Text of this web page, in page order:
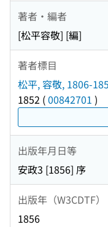
著者・編者
[松平容敬] [編]
著者標目
松平, 容敬, 1806-
1852 (00842701 )
出版年月日等
安政3 [1856] 序
出版年（W3CDTF）
1856